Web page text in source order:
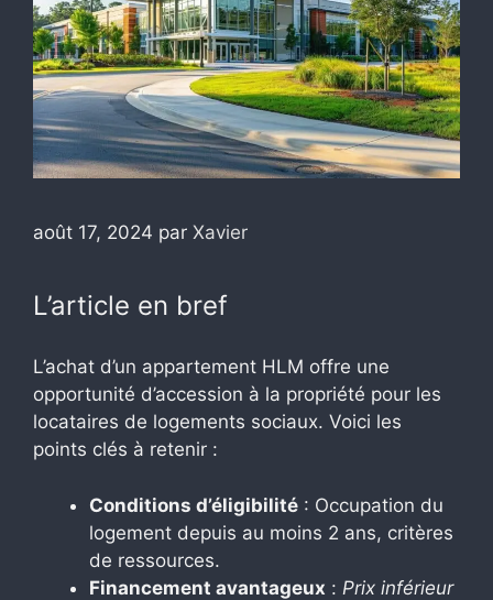
août 17, 2024 par Xavier
L’article en bref
L’achat d’un appartement HLM offre une
opportunité d’accession à la propriété pour les
locataires de logements sociaux. Voici les
points clés à retenir :
Conditions d’éligibilité : Occupation du
logement depuis au moins 2 ans, critères
de ressources.
Financement avantageux : Prix inférieur